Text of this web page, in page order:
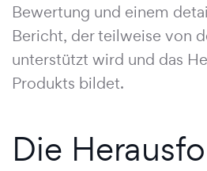
Bewertung und einem
Bericht, der teilweise von
unterstützt wird und das
Produkts bildet.
Die